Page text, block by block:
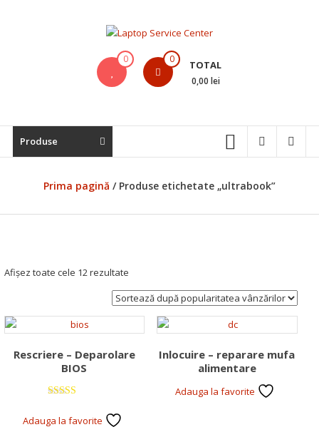
Bistrita,
Service
Laptop,
Reparatii
Notebook-
Macbook-
0 0 TOTAL
0,00 lei
Produse
Prima pagină / Produse etichetate „ultrabook”
Afișez toate cele 12 rezultateSortat
după
popularitate
Rescriere – Deparolare
BIOS
5.00
din 5
Adauga la favorite
Inlocuire – reparare mufa
alimentare
Adauga la favorite